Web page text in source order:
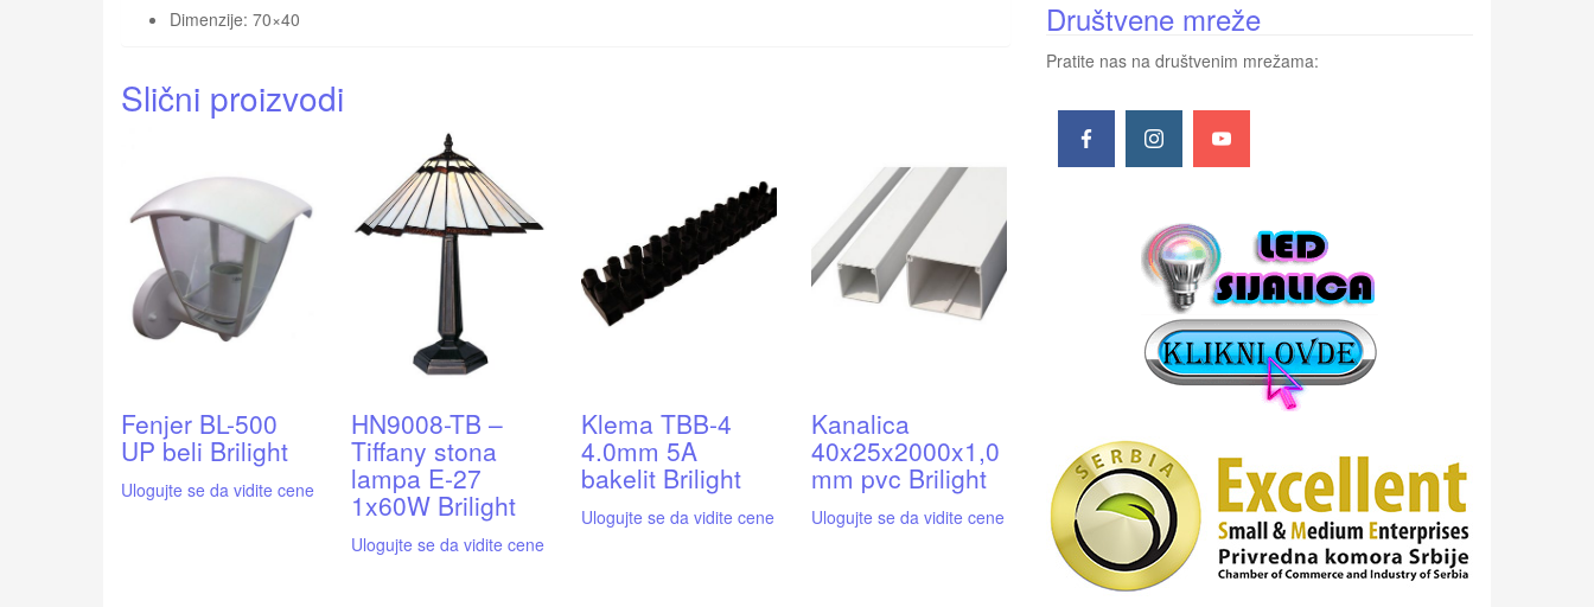
Dimenzije: 70×40
Slični proizvodi
Fenjer BL-500
UP beli Brilight
Ulogujte se da vidite cene
HN9008-TB –
Tiffany stona
lampa E-27
1x60W Brilight
Ulogujte se da vidite cene
Klema TBB-4
4.0mm 5A
bakelit Brilight
Ulogujte se da vidite cene
Kanalica
40x25x2000x1,0
mm pvc Brilight
Ulogujte se da vidite cene
Društvene mreže
Pratite nas na društvenim mrežama: